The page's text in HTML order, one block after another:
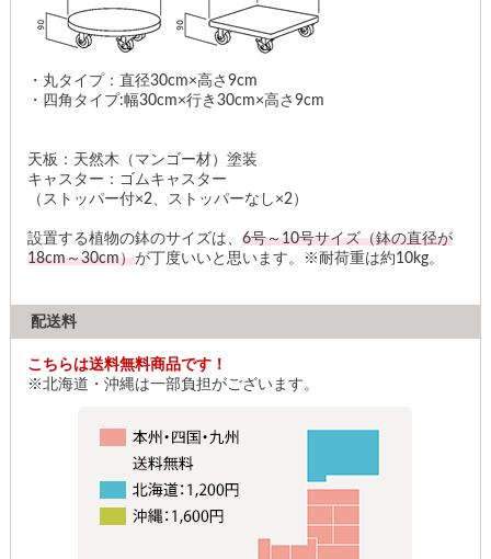
・丸タイプ：直径30cm×高さ9cm
・四角タイプ:幅30cm×行き30cm×高さ9cm
天板：天然木（マンゴー材）塗装
キャスター：ゴムキャスター
（ストッパー付×2、ストッパーなし×2）
設置する植物の鉢のサイズは、 6号～10号サイズ（鉢の直径が
18cm～30cm）が丁度いいと思います。※耐荷重は約10kg。
配送料
こちらは送料無料商品です！
※北海道・沖縄は一部負担がございます。